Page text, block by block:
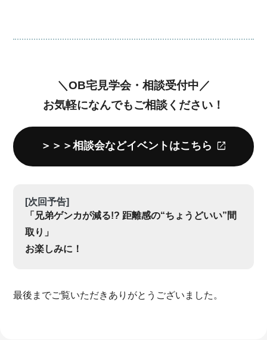
＼OB宅見学会・相談受付中／
お気軽になんでもご相談ください！
＞＞＞相談会などイベントはこちら
[次回予告]
「兄弟ゲンカが減る!? 距離感の“ちょうどいい”間
取り」
お楽しみに！
最後までご覧いただきありがとうございました。